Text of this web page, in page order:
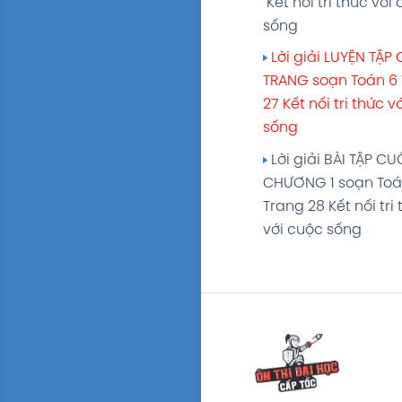
cuộc sống
Lời giải LUYỆN TẬP
soạn Toán 6 Trang
55 Kết nối tri thức
sống
Lời giải BÀI TẬP
CHƯƠNG 2 soạn
Trang 56 Kết nối tri
với cuộc sống
sống
Lời giải LUYỆN TẬP
TRANG soạn Toán
27 Kết nối tri thức
sống
Lời giải BÀI TẬP
CHƯƠNG 1 soạn
Trang 28 Kết nối tri
với cuộc sống